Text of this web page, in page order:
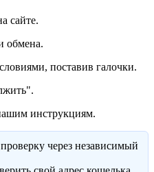
сайте.
обмена.
поставив галочки.
инструкциям.
через независимый